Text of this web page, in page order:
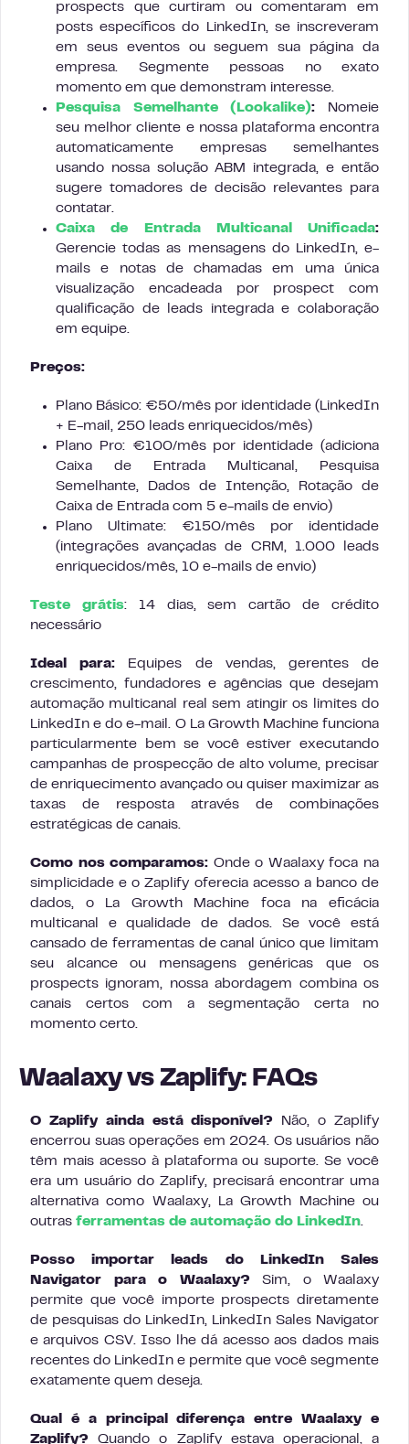
prospects que curtiram ou comentaram em
posts específicos do LinkedIn, se inscreveram
em seus eventos ou seguem sua página da
empresa. Segmente pessoas no exato
momento em que demonstram interesse.
Pesquisa Semelhante (Lookalike): Nomeie
seu melhor cliente e nossa plataforma encontra
automaticamente empresas semelhantes
usando nossa solução ABM integrada, e então
sugere tomadores de decisão relevantes para
contatar.
Caixa de Entrada Multicanal Unificada:
Gerencie todas as mensagens do LinkedIn, e-
mails e notas de chamadas em uma única
visualização encadeada por prospect com
qualificação de leads integrada e colaboração
em equipe.
Preços:
Plano Básico: €50/mês por identidade (LinkedIn
+ E-mail, 250 leads enriquecidos/mês)
Plano Pro: €100/mês por identidade (adiciona
Caixa de Entrada Multicanal, Pesquisa
Semelhante, Dados de Intenção, Rotação de
Caixa de Entrada com 5 e-mails de envio)
Plano Ultimate: €150/mês por identidade
(integrações avançadas de CRM, 1.000 leads
enriquecidos/mês, 10 e-mails de envio)
Teste grátis: 14 dias, sem cartão de crédito
necessário
Ideal para: Equipes de vendas, gerentes de
crescimento, fundadores e agências que desejam
automação multicanal real sem atingir os limites do
LinkedIn e do e-mail. O La Growth Machine funciona
particularmente bem se você estiver executando
campanhas de prospecção de alto volume, precisar
de enriquecimento avançado ou quiser maximizar as
taxas de resposta através de combinações
estratégicas de canais.
Como nos comparamos: Onde o Waalaxy foca na
simplicidade e o Zaplify oferecia acesso a banco de
dados, o La Growth Machine foca na eficácia
multicanal e qualidade de dados. Se você está
cansado de ferramentas de canal único que limitam
seu alcance ou mensagens genéricas que os
prospects ignoram, nossa abordagem combina os
canais certos com a segmentação certa no
momento certo.
Waalaxy vs Zaplify: FAQs
O Zaplify ainda está disponível? Não, o Zaplify
encerrou suas operações em 2024. Os usuários não
têm mais acesso à plataforma ou suporte. Se você
era um usuário do Zaplify, precisará encontrar uma
alternativa como Waalaxy, La Growth Machine ou
outras ferramentas de automação do LinkedIn.
Posso importar leads do LinkedIn Sales
Navigator para o Waalaxy?Sim, o Waalaxy
permite que você importe prospects diretamente
de pesquisas do LinkedIn, LinkedIn Sales Navigator
e arquivos CSV. Isso lhe dá acesso aos dados mais
recentes do LinkedIn e permite que você segmente
exatamente quem deseja.
Qual é a principal diferença entre Waalaxy e
Zaplify? Quando o Zaplify estava operacional, a